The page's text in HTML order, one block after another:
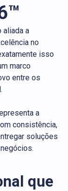
aliada a
no
isso
marco
entre os
a
consistência,
soluções
que